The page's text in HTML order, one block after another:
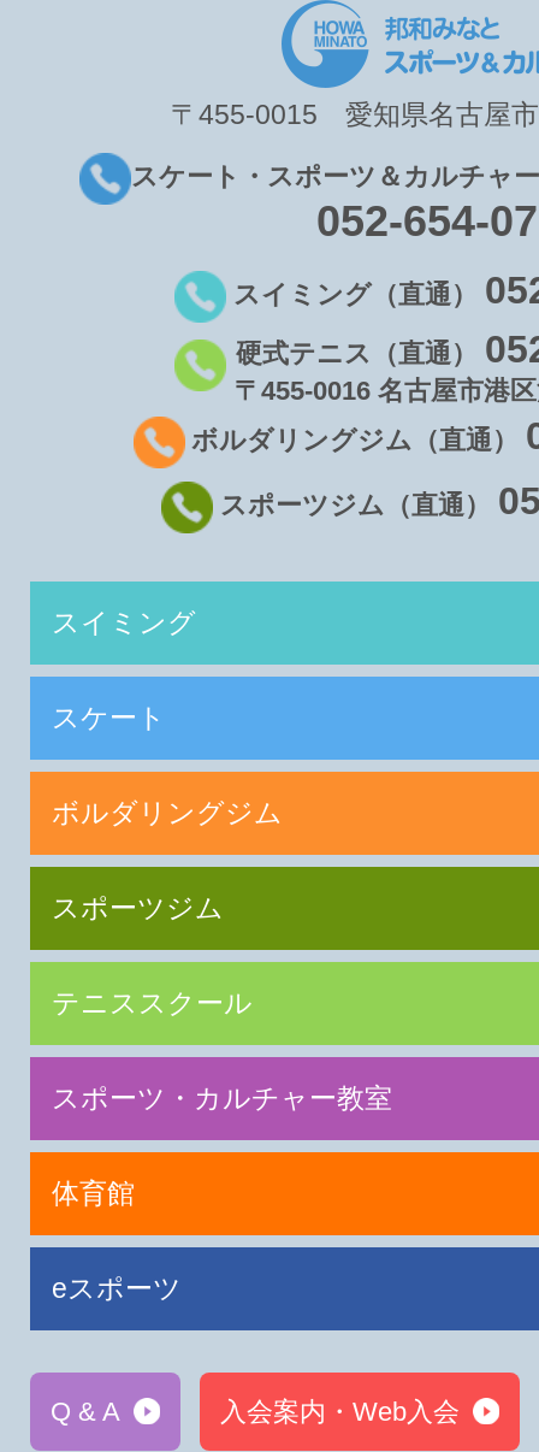
〒455-0015 愛知県名古屋
スケート・スポーツ＆カルチャ
052-654-
スイミング（直通）
硬式テニス（直通）
〒455-0016 名古屋市港
ボルダリングジム（直通）
スポーツジム（直通）
スイミング
スケート
ボルダリングジム
スポーツジム
テニススクール
スポーツ・カルチャー教室
体育館
eスポーツ
Q & A 入会案内・Web入会